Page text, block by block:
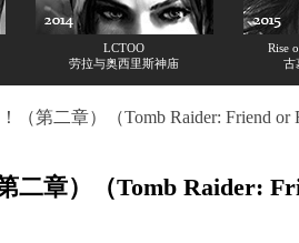
LCTOO
劳拉与奥西里斯神庙
Rise
古
（第二章）（Tomb Raider: Friend or
二章）（Tomb Raider: